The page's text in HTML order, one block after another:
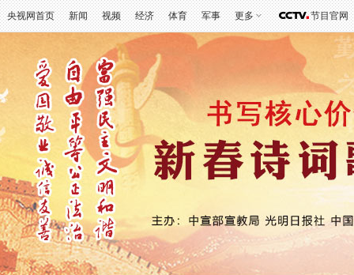
央视网首页 新闻 视频 经济 体育 军事 更多 节目官网